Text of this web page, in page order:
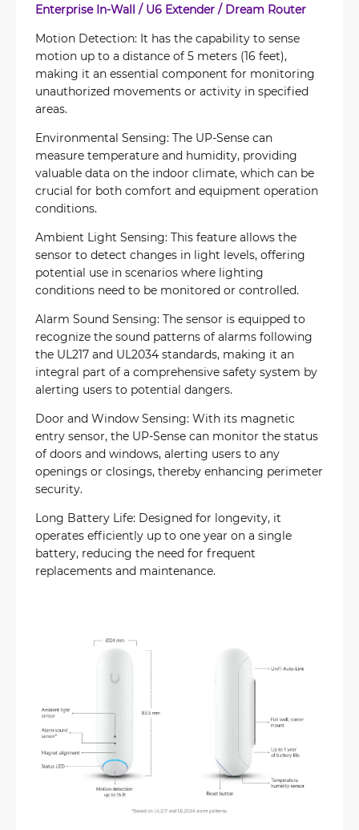
Enterprise In-Wall / U6 Extender / Dream Router
Motion Detection: It has the capability to sense
motion up to a distance of 5 meters (16 feet),
making it an essential component for monitoring
unauthorized movements or activity in specified
areas.
Environmental Sensing: The UP-Sense can
measure temperature and humidity, providing
valuable data on the indoor climate, which can be
crucial for both comfort and equipment operation
conditions.
Ambient Light Sensing: This feature allows the
sensor to detect changes in light levels, offering
potential use in scenarios where lighting
conditions need to be monitored or controlled.
Alarm Sound Sensing: The sensor is equipped to
recognize the sound patterns of alarms following
the UL217 and UL2034 standards, making it an
integral part of a comprehensive safety system by
alerting users to potential dangers.
Door and Window Sensing: With its magnetic
entry sensor, the UP-Sense can monitor the status
of doors and windows, alerting users to any
openings or closings, thereby enhancing perimeter
security.
Long Battery Life: Designed for longevity, it
operates efficiently up to one year on a single
battery, reducing the need for frequent
replacements and maintenance.